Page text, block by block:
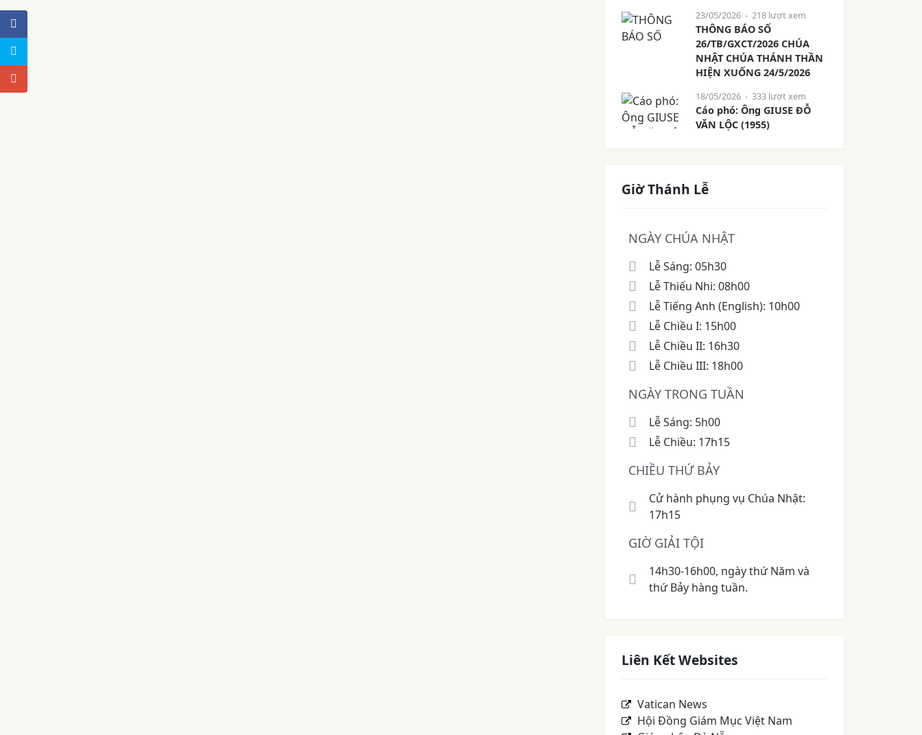
23/05/2026- 218 lượt xem
THÔNG BÁO SỐ
26/TB/GXCT/2026 CHÚA
NHẬT CHÚA THÁNH THẦN
HIỆN XUỐNG 24/5/2026
18/05/2026- 333 lượt xem
Cáo phó: Ông GIUSE ĐỖ
VĂN LỘC (1955)
Giờ Thánh Lễ
NGÀY CHÚA NHẬT
Lễ Sáng: 05h30
Lễ Thiếu Nhi: 08h00
Lễ Tiếng Anh (English): 10h00
Lễ Chiều I: 15h00
Lễ Chiều II: 16h30
Lễ Chiều III: 18h00
NGÀY TRONG TUẦN
Lễ Sáng: 5h00
Lễ Chiều: 17h15
CHIỀU THỨ BẢY
Cử hành phụng vụ Chúa Nhật:
17h15
GIỜ GIẢI TỘI
14h30-16h00, ngày thứ Năm và
thứ Bảy hàng tuần.
Liên Kết Websites
Vatican News
Hội Đồng Giám Mục Việt Nam